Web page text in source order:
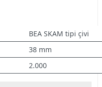
BEA SKAM tipi çivi
38 mm
2.000